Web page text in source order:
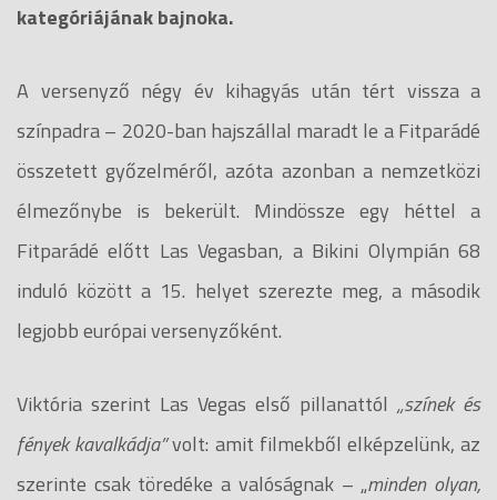
kategóriájának bajnoka.
A versenyző négy év kihagyás után tért vissza a
színpadra – 2020-ban hajszállal maradt le a Fitparádé
összetett győzelméről, azóta azonban a nemzetközi
élmezőnybe is bekerült. Mindössze egy héttel a
Fitparádé előtt Las Vegasban, a Bikini Olympián 68
induló között a 15. helyet szerezte meg, a második
legjobb európai versenyzőként.
Viktória szerint Las Vegas első pillanattól „színek és
fények kavalkádja”volt: amit filmekből elképzelünk, az
szerinte csak töredéke a valóságnak – „minden olyan,